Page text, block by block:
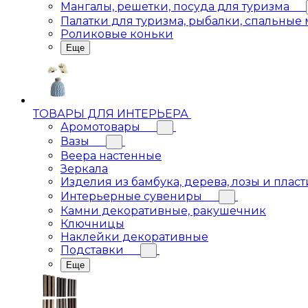
Мангалы, решетки, посуда для туризма
Палатки для туризма, рыбалки,
Роликовые коньки
Еще
ТОВАРЫ ДЛЯ ИНТЕРЬЕРА
Аромотовары
Вазы
Веера настенные
Зеркала
Изделия из бамбука, дерева, лозы и
Интерьерные сувениры
Камни декоративные, ракушечник
Ключницы
Наклейки декоративные
Подставки
Еще